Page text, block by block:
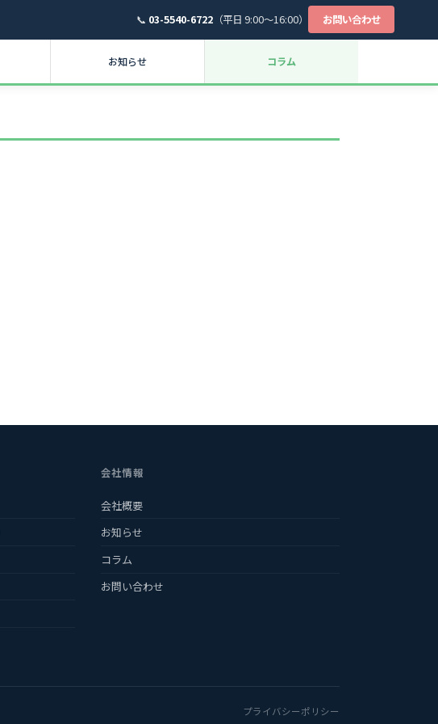
📞 03-5540-6722 （平日 9:00〜16:00） お問い合わせ
お知らせ コラム
会社情報
会社概要
お知らせ
コラム
お問い合わせ
プライバシーポリシー